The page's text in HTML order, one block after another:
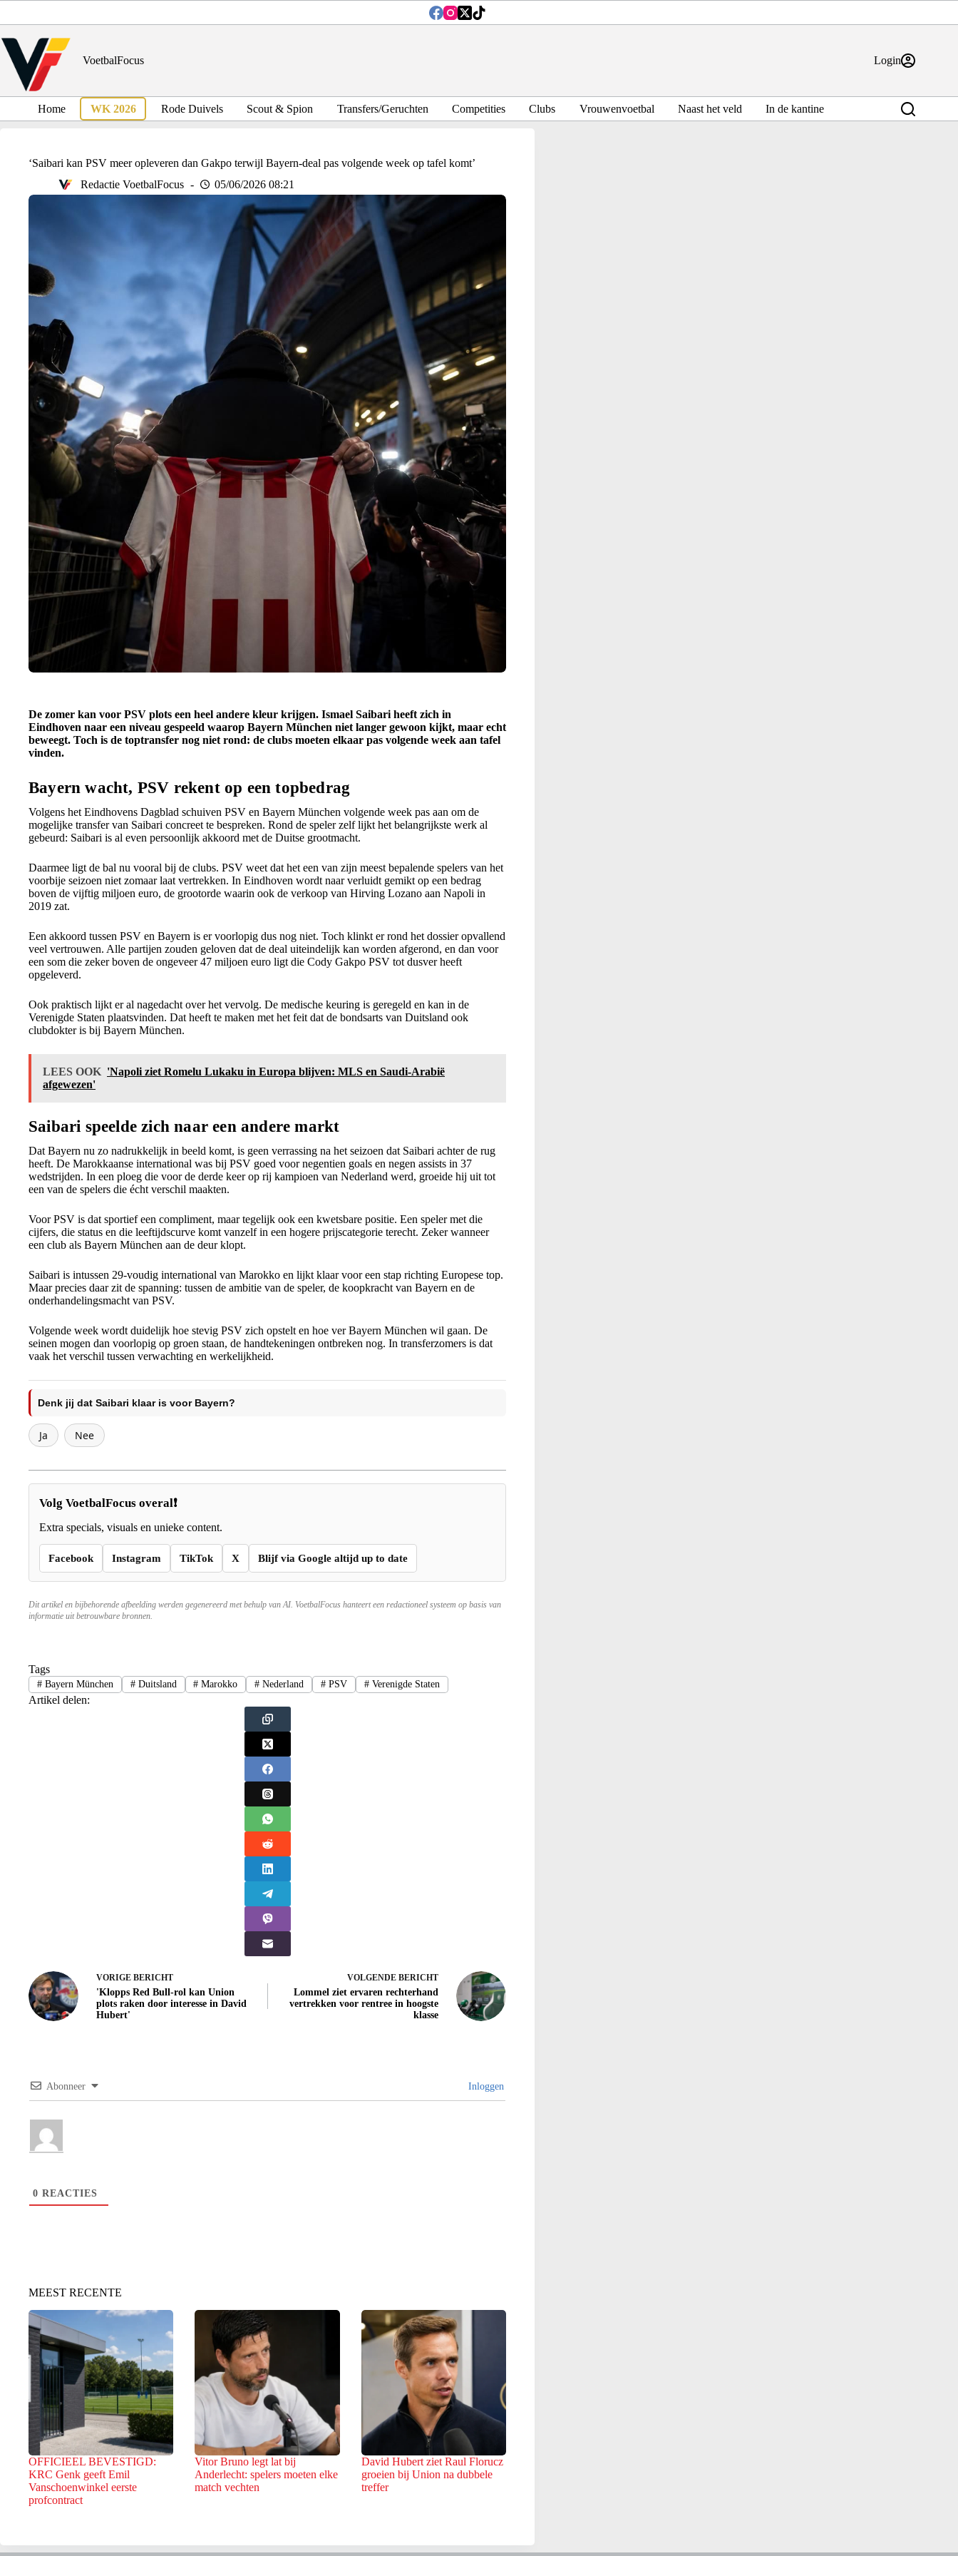
inhoud
VoetbalFocus
Login
Home WK 2026 Rode Duivels Scout & Spion Transfers/Geruchten Competities Clubs Vrouwenvoetbal Naast het veld In de kantine
‘Saibari kan PSV meer opleveren dan Gakpo terwijl Bayern-deal pas volgende week op tafel komt’
Redactie VoetbalFocus
05/06/2026 08:21
De zomer kan voor PSV plots een heel andere kleur krijgen. Ismael Saibari heeft zich in
Eindhoven naar een niveau gespeeld waarop Bayern München niet langer gewoon kijkt, maar echt
beweegt. Toch is de toptransfer nog niet rond: de clubs moeten elkaar pas volgende week aan tafel
vinden.
Bayern wacht, PSV rekent op een topbedrag
Volgens het Eindhovens Dagblad schuiven PSV en Bayern München volgende week pas aan om de
mogelijke transfer van Saibari concreet te bespreken. Rond de speler zelf lijkt het belangrijkste werk al
gebeurd: Saibari is al even persoonlijk akkoord met de Duitse grootmacht.
Daarmee ligt de bal nu vooral bij de clubs. PSV weet dat het een van zijn meest bepalende spelers van het
voorbije seizoen niet zomaar laat vertrekken. In Eindhoven wordt naar verluidt gemikt op een bedrag
boven de vijftig miljoen euro, de grootorde waarin ook de verkoop van Hirving Lozano aan Napoli in
2019 zat.
Een akkoord tussen PSV en Bayern is er voorlopig dus nog niet. Toch klinkt er rond het dossier opvallend
veel vertrouwen. Alle partijen zouden geloven dat de deal uiteindelijk kan worden afgerond, en dan voor
een som die zeker boven de ongeveer 47 miljoen euro ligt die Cody Gakpo PSV tot dusver heeft
opgeleverd.
Ook praktisch lijkt er al nagedacht over het vervolg. De medische keuring is geregeld en kan in de
Verenigde Staten plaatsvinden. Dat heeft te maken met het feit dat de bondsarts van Duitsland ook
clubdokter is bij Bayern München.
LEES OOK 'Napoli ziet Romelu Lukaku in Europa blijven: MLS en Saudi-Arabië
afgewezen'
Saibari speelde zich naar een andere markt
Dat Bayern nu zo nadrukkelijk in beeld komt, is geen verrassing na het seizoen dat Saibari achter de rug
heeft. De Marokkaanse international was bij PSV goed voor negentien goals en negen assists in 37
wedstrijden. In een ploeg die voor de derde keer op rij kampioen van Nederland werd, groeide hij uit tot
een van de spelers die écht verschil maakten.
Voor PSV is dat sportief een compliment, maar tegelijk ook een kwetsbare positie. Een speler met die
cijfers, die status en die leeftijdscurve komt vanzelf in een hogere prijscategorie terecht. Zeker wanneer
een club als Bayern München aan de deur klopt.
Saibari is intussen 29-voudig international van Marokko en lijkt klaar voor een stap richting Europese top.
Maar precies daar zit de spanning: tussen de ambitie van de speler, de koopkracht van Bayern en de
onderhandelingsmacht van PSV.
Volgende week wordt duidelijk hoe stevig PSV zich opstelt en hoe ver Bayern München wil gaan. De
seinen mogen dan voorlopig op groen staan, de handtekeningen ontbreken nog. In transferzomers is dat
vaak het verschil tussen verwachting en werkelijkheid.
Denk jij dat Saibari klaar is voor Bayern?
Ja Nee
Volg VoetbalFocus overal❗
Extra specials, visuals en unieke content.
Facebook Instagram TikTok X Blijf via Google altijd up to date
Dit artikel en bijbehorende afbeelding werden gegenereerd met behulp van AI. VoetbalFocus hanteert een redactioneel systeem op basis van
informatie uit betrouwbare bronnen.
Tags
#Bayern München #Duitsland # Marokko # Nederland # PSV #Verenigde Staten
Artikel delen:
VORIGE BERICHT
'Klopps Red Bull-rol kan Union
plots raken door interesse in David
Hubert'
VOLGENDE BERICHT
Lommel ziet ervaren rechterhand
vertrekken voor rentree in hoogste
klasse
Abonneer Inloggen
0 REACTIES
MEEST RECENTE
OFFICIEEL BEVESTIGD:
KRC Genk geeft Emil
Vanschoenwinkel eerste
profcontract
Vitor Bruno legt lat bij
Anderlecht: spelers moeten elke
match vechten
David Hubert ziet Raul Florucz
groeien bij Union na dubbele
treffer